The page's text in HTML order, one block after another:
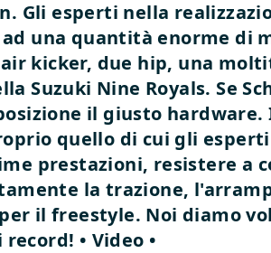
Gli esperti nella
una quantità enorme di
kicker, due hip, una
Suzuki Nine Royals. Se
il giusto hardware.
quello di cui gli
prestazioni, resistere a
la trazione,
il freestyle. Noi diamo
record! • Video •